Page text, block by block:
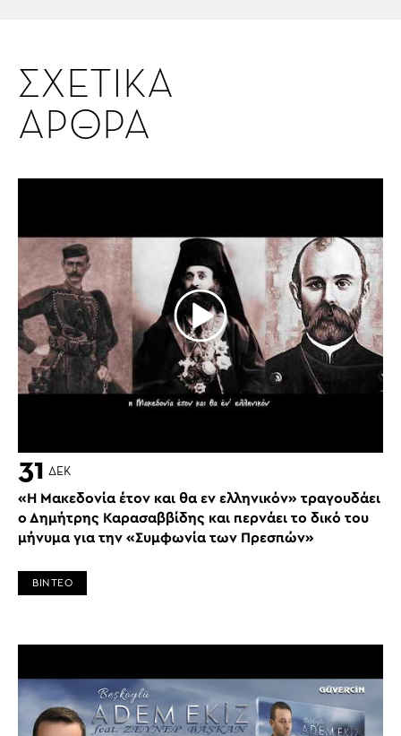
ΣΧΕΤΙΚΑ
ΑΡΘΡΑ
31 ΔΕΚ
«Η Μακεδονία έτον και θα εν ελληνικόν» τραγουδάει
ο Δημήτρης Καρασαββίδης και περνάει το δικό του
μήνυμα για την «Συμφωνία των Πρεσπών»
ΒΙΝΤΕΟ